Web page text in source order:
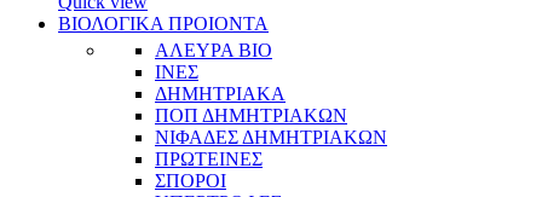
ΒΙΟΛΟΓΙΚΑ ΠΡΟΙΟΝΤΑ
ΑΛΕΥΡΑ BIO
ΙΝΕΣ
ΔΗΜΗΤΡΙΑΚΑ
ΠΟΠ ΔΗΜΗΤΡΙΑΚΩΝ
ΝΙΦΑΔΕΣ ΔΗΜΗΤΡΙΑΚΩΝ
ΠΡΩΤΕΙΝΕΣ
ΣΠΟΡΟΙ